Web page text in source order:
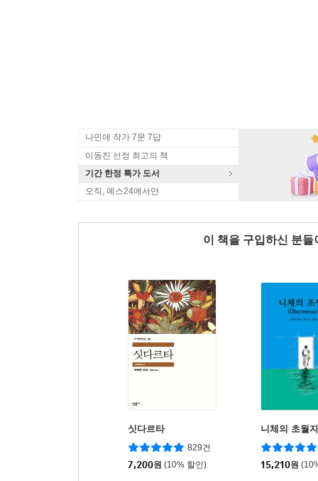
나민애 작가 7문 7답
이동진 선정 최고의 책
기간 한정 특가 도서
오직, 예스24에서만
이 책을 구입하신 분
싯다르타
829건
7,200원 (10% 할인)
니체의 초월자
15,210원